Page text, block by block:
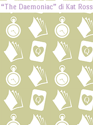
Daemoniac” di Kat Ross